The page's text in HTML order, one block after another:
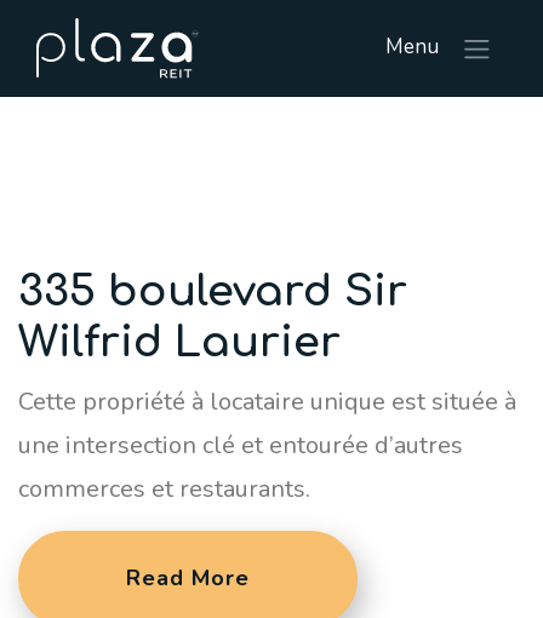
Menu
335 boulevard Sir
Wilfrid Laurier
Cette propriété à locataire unique est située à
une intersection clé et entourée d’autres
commerces et restaurants.
Read More